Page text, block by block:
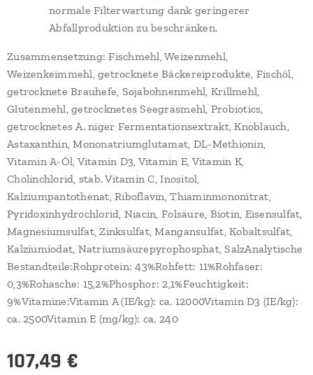
normale Filterwartung dank geringerer
Abfallproduktion zu beschränken.
Zusammensetzung: Fischmehl, Weizenmehl,
Weizenkeimmehl, getrocknete Bäckereiprodukte, Fischöl,
getrocknete Brauhefe, Sojabohnenmehl, Krillmehl,
Glutenmehl, getrocknetes Seegrasmehl, Probiotics,
getrocknetes A. niger Fermentationsextrakt, Knoblauch,
Astaxanthin, Mononatriumglutamat, DL-Methionin,
Vitamin A-Öl, Vitamin D3, Vitamin E, Vitamin K,
Cholinchlorid, stab. Vitamin C, Inositol,
Kalziumpantothenat, Riboflavin, Thiaminmononitrat,
Pyridoxinhydrochlorid, Niacin, Folsäure, Biotin, Eisensulfat,
Magnesiumsulfat, Zinksulfat, Mangansulfat, Kobaltsulfat,
Kalziumiodat, Natriumsäurepyrophosphat, SalzAnalytische
Bestandteile:Rohprotein: 43%Rohfett: 11%Rohfaser:
0,3%Rohasche: 15,2%Phosphor: 2,1%Feuchtigkeit:
9%Vitamine:Vitamin A (IE/kg): ca. 12000Vitamin D3 (IE/kg):
ca. 2500Vitamin E (mg/kg): ca. 240
107,49 €